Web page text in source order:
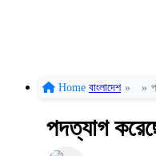
Home বাংলাদেশ » »
পদত্যাগ